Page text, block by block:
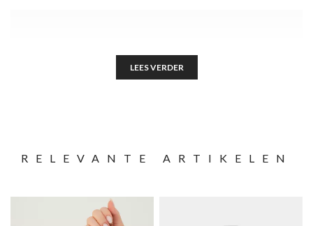
LEES VERDER
RELEVANTE ARTIKELEN